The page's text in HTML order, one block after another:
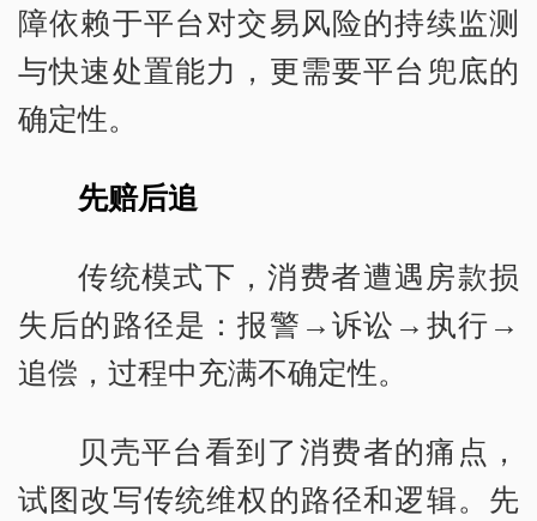
障依赖于平台对交易风险的持续监测
与快速处置能力，更需要平台兜底的
确定性。
先赔后追
传统模式下，消费者遭遇房款损
失后的路径是：报警→诉讼→执行→
追偿，过程中充满不确定性。
贝壳平台看到了消费者的痛点，
试图改写传统维权的路径和逻辑。先